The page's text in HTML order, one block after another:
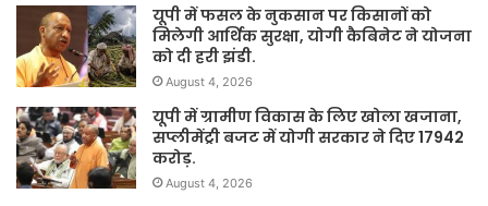
यूपी में फसल के नुकसान पर किसानों को
मिलेगी आर्थिक सुरक्षा, योगी कैबिनेट ने योजना
को दी हरी झंडी.
August 4, 2026
यूपी में ग्रामीण विकास के लिए खोला खजाना,
सप्लीमेंट्री बजट में योगी सरकार ने दिए 17942
करोड़.
August 4, 2026